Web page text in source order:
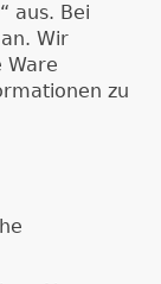
aus. Bei
Wir
Ware
zu